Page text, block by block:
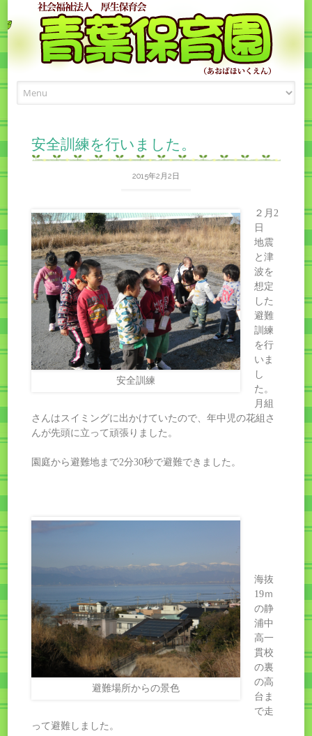
to
安全訓練を行いました。
2015年2月2日
安全訓練
２月2
日
地震
と津
波を
想定
した
避難
訓練
を行
いま
し
た。
月組
さんはスイミングに出かけていたので、年中児の花組さ
んが先頭に立って頑張りました。
園庭から避難地まで2分30秒で避難できました。
避難場所からの景色
海抜
19ｍ
の静
浦中
高一
貫校
の裏
の高
台ま
で走
って避難しました。